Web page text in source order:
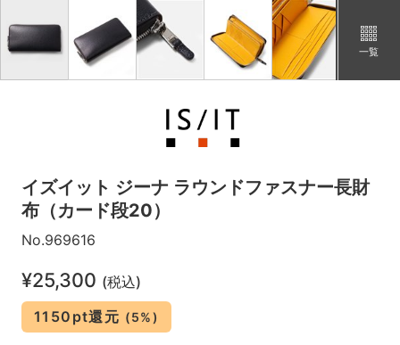
一覧
イズイット ジーナ ラウンドファスナー長財
布（カード段20）
No.969616
¥25,300 (税込)
1150pt還元 (5%)